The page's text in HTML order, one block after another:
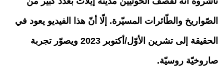
الصّواريخ والطّائرات المسيّرة. إلّا أنّ هذا الفيديو يعود في
الحقيقة إلى تشرين الأوّل/أكتوبر 2023 ويصوّر تجربة
صاروخيّة روسيّة.